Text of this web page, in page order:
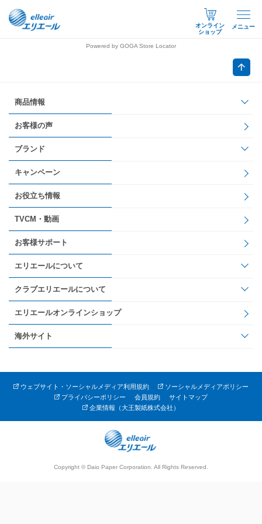
オンライン
ショップ
メニュー
Powered by GOGA Store Locator
商品情報
お客様の声
ブランド
キャンペーン
お役立ち情報
TVCM・動画
お客様サポート
エリエールについて
クラブエリエールについて
エリエールオンラインショップ
海外サイト
ウェブサイト・ソーシャルメディア利用規約
ソーシャルメディアポリシー
プライバシーポリシー
会員規約
サイトマップ
企業情報（大王製紙株式会社）
Copyright © Daio Paper Corporation. All Rights Reserved.